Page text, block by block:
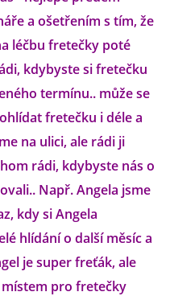
a ošetřením s tím, že
léčbu fretečky poté
kdybyste si fretečku
termínu.. může se
fretečku i déle a
na ulici, ale rádi ji
rádi, kdybyste nás o
Např. Angela jsme
kdy si Angela
hlídání o další měsíc a
je super freťák, ale
pro fretečky